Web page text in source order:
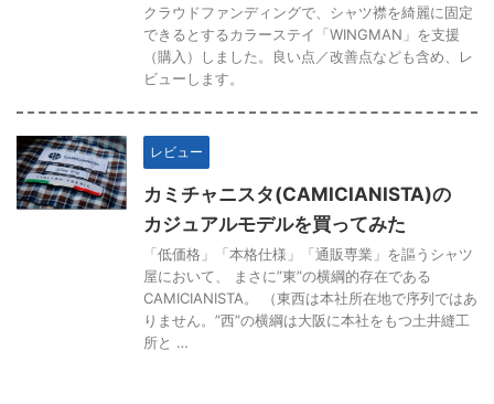
クラウドファンディングで、シャツ襟を綺麗に固定
できるとするカラーステイ「WINGMAN」を支援
（購入）しました。良い点／改善点なども含め、レ
ビューします。
レビュー
カミチャニスタ(CAMICIANISTA)の
カジュアルモデルを買ってみた
「低価格」「本格仕様」「通販専業」を謳うシャツ
屋において、 まさに”東”の横綱的存在である
CAMICIANISTA。 （東西は本社所在地で序列ではあ
りません。”西”の横綱は大阪に本社をもつ土井縫工
所と …